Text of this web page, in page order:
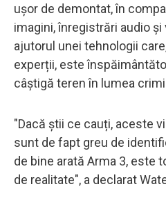
ușor de demontat, în
imagini, înregistrări audio
ajutorul unei tehnologii
experții, este
câștigă teren în lumea
"Dacă știi ce cauți, aceste
sunt de fapt greu de
de bine arată Arma 3,
de realitate", a declarat